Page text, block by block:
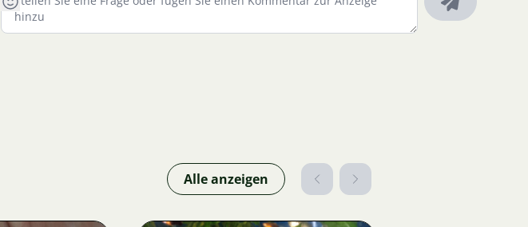
Alle anzeigen